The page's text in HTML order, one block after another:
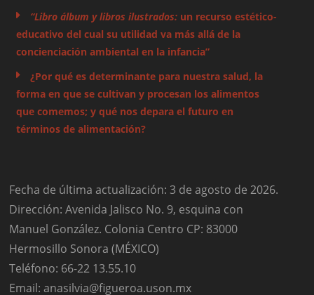
“Libro álbum y libros ilustrados: un recurso estético-
educativo del cual su utilidad va más allá de la
concienciación ambiental en la infancia”
¿Por qué es determinante para nuestra salud, la
forma en que se cultivan y procesan los alimentos
que comemos; y qué nos depara el futuro en
términos de alimentación?
Fecha de última actualización: 3 de agosto de 2026.
Dirección: Avenida Jalisco No. 9, esquina con
Manuel González. Colonia Centro CP: 83000
Hermosillo Sonora (MÉXICO)
Teléfono: 66-22 13.55.10
Email: anasilvia@figueroa.uson.mx